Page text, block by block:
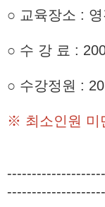
○ 교육장소 :
○ 수 강 료 :
○ 수강정원 :
※ 최소인원 미